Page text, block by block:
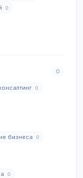
0
0
0
бизнеса 0
0